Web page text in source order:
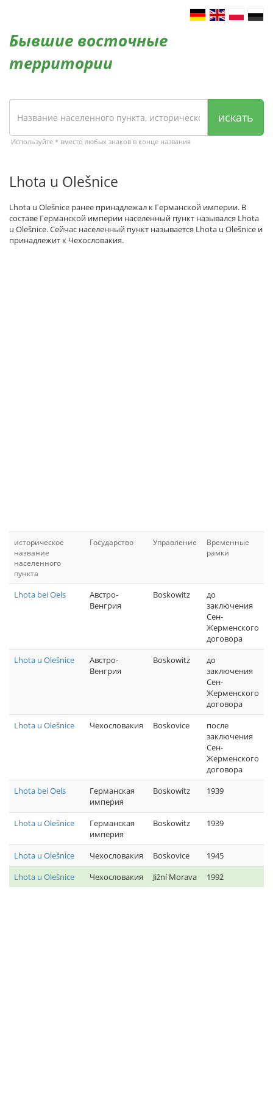
Бывшие восточные
территории
искать
Используйте * вместо любых знаков в конце названия
Lhota u Olešnice
Lhota u Olešnice ранее принадлежал к Германской империи. В
составе Германской империи населенный пункт назывался Lhota
u Olešnice. Сейчас населенный пункт называется Lhota u Olešnice и
принадлежит к Чехословакия.
историческое
название
населенного
пункта
Государство Управление
Временные
рамки
Lhota bei Oels
Австро-
Венгрия
Boskowitz
до
заключения
Сен-
Жерменского
договора
Lhota u Olešnice
Австро-
Венгрия
Boskowitz
до
заключения
Сен-
Жерменского
договора
Lhota u Olešnice
Чехословакия Boskovice
после
заключения
Сен-
Жерменского
договора
Lhota bei Oels
Германская
империя
Boskowitz 1939
Lhota u Olešnice
Германская
империя
Boskowitz 1939
Lhota u Olešnice Чехословакия Boskovice
1945
Lhota u Olešnice
Чехословакия Jižní Morava 1992